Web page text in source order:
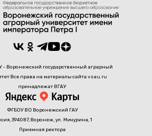
- Воронежский государственный аграрный
Все права на материалы сайта vsau.ru
принадлежат ВГАУ
ФГБОУ ВО Воронежский ГАУ
394087, Воронеж, ул. Мичурина, 1
Приемная ректора